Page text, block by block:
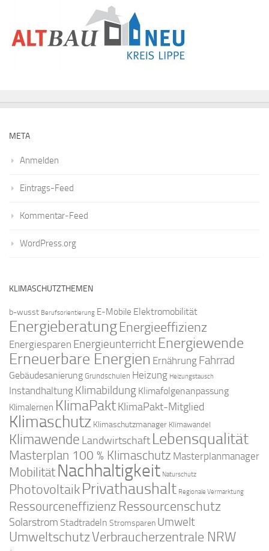
META
Anmelden
Eintrags-Feed
Kommentar-Feed
WordPress.org
KLIMASCHUTZTHEMEN
b-wusst Berufsorientierung E-Mobile Elektromobilität
EnergieberatungEnergieeffizienz
Energiesparen Energieunterricht Energiewende
Erneuerbare Energien Ernährung Fahrrad
Gebäudesanierung Grundschulen Heizung Heizungstausch
Instandhaltung Klimabildung Klimafolgenanpassung
Klimalernen KlimaPaktKlimaPakt-Mitglied
Klimaschutz Klimaschutzmanager Klimawandel
Klimawende Landwirtschaft Lebensqualität
Masterplan 100 % Klimaschutz Masterplanmanager
Mobilität Nachhaltigkeit Naturschutz
PhotovoltaikPrivathaushalt Regionale Vermarktung
Ressourceneffizienz Ressourcenschutz
Solarstrom Stadtradeln Stromsparen Umwelt
UmweltschutzVerbraucherzentrale NRW